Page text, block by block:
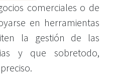
comerciales o de
en herramientas
la gestión de las
y que sobretodo,